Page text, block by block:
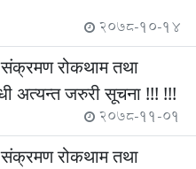
2078-10-14
रोकथाम तथा
अत्यन्त जरुरी सूचना !!! !!!
2078-11-01
रोकथाम तथा